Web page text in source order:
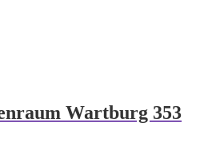
Wartburg 353